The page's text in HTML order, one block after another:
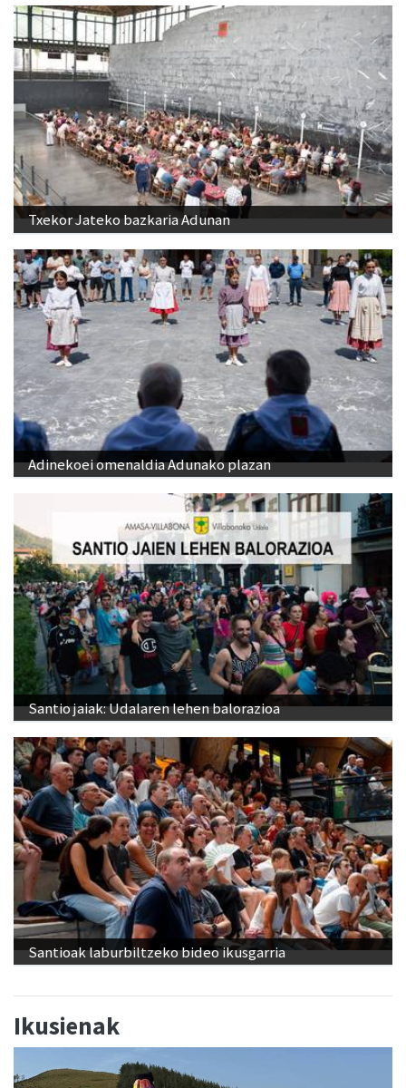
Txekor Jateko bazkaria Adunan
Adinekoei omenaldia Adunako plazan
Santio jaiak: Udalaren lehen balorazioa
Santioak laburbiltzeko bideo ikusgarria
Ikusienak